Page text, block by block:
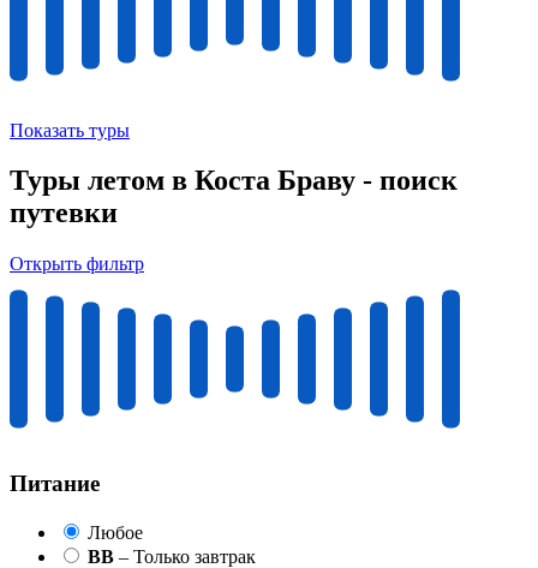
Показать туры
Туры летом в Коста Браву - поиск
путевки
Открыть фильтр
Питание
Любое
BB – Только завтрак